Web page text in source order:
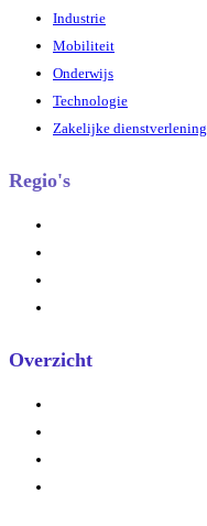
Industrie
Mobiliteit
Onderwijs
Technologie
Zakelijke dienstverlening
Regio's
Overzicht